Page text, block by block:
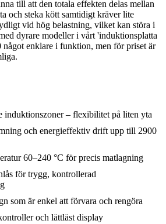
till att den totala effekten delas mellan
och steka kött samtidigt kräver lite
vid hög belastning, vilket kan störa i
dyrare modeller i vårt 'induktionsplatta
något enklare i funktion, men för priset är
induktionszoner – flexibilitet på liten yta
och energieffektiv drift upp till 2900
60–240 °C för precis matlagning
för trygg, kontrollerad
som är enkel att förvara och rengöra
och lättläst display